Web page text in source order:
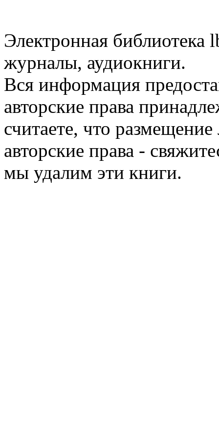
Электронная библиотека
журналы, аудиокниги.
Вся информация
авторские права
считаете, что
авторские права -
мы удалим эти книги.